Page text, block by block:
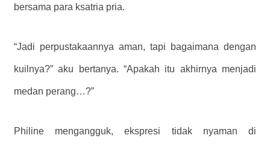
bersama para ksatria pria.
“Jadi perpustakaannya aman, tapi bagaimana dengan
kuilnya?” aku bertanya. “Apakah itu akhirnya menjadi
medan perang…?”
Philine mengangguk, ekspresi tidak nyaman di